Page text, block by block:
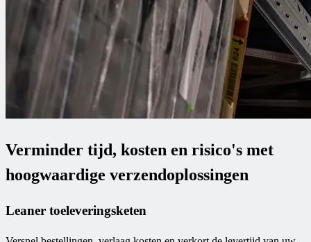
Verminder tijd, kosten en risico's met
hoogwaardige verzendoplossingen
Leaner toeleveringsketen